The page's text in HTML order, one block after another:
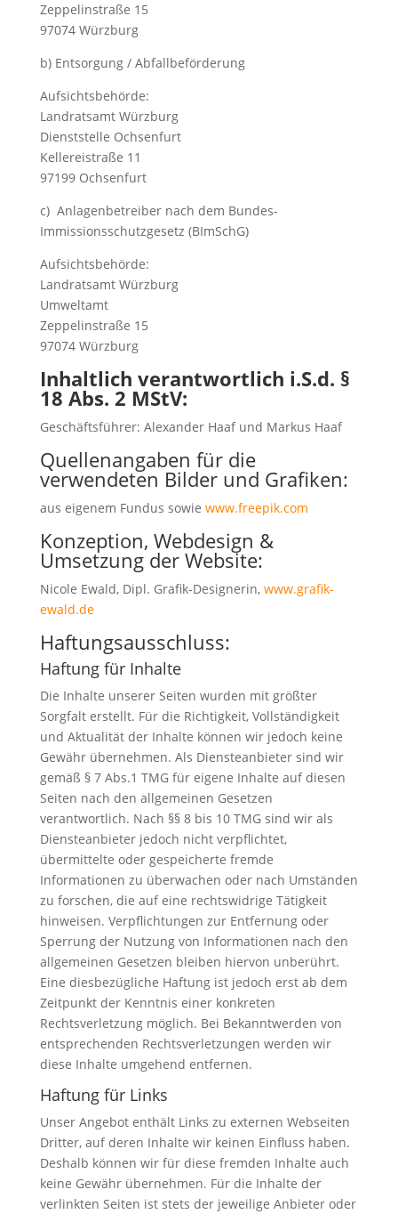
Zeppelinstraße 15
97074 Würzburg
b) Entsorgung / Abfallbeförderung
Aufsichtsbehörde:
Landratsamt Würzburg
Dienststelle Ochsenfurt
Kellereistraße 11
97199 Ochsenfurt
c) Anlagenbetreiber nach dem Bundes-
Immissionsschutzgesetz (BImSchG)
Aufsichtsbehörde:
Landratsamt Würzburg
Umweltamt
Zeppelinstraße 15
97074 Würzburg
Inhaltlich verantwortlich i.S.d. §
18 Abs. 2 MStV:
Geschäftsführer: Alexander Haaf und Markus Haaf
Quellenangaben für die
verwendeten Bilder und Grafiken:
aus eigenem Fundus sowie www.freepik.com
Konzeption, Webdesign &
Umsetzung der Website:
Nicole Ewald, Dipl. Grafik-Designerin, www.grafik-
ewald.de
Haftungsausschluss:
Haftung für Inhalte
Die Inhalte unserer Seiten wurden mit größter
Sorgfalt erstellt. Für die Richtigkeit, Vollständigkeit
und Aktualität der Inhalte können wir jedoch keine
Gewähr übernehmen. Als Diensteanbieter sind wir
gemäß § 7 Abs.1 TMG für eigene Inhalte auf diesen
Seiten nach den allgemeinen Gesetzen
verantwortlich. Nach §§ 8 bis 10 TMG sind wir als
Diensteanbieter jedoch nicht verpflichtet,
übermittelte oder gespeicherte fremde
Informationen zu überwachen oder nach Umständen
zu forschen, die auf eine rechtswidrige Tätigkeit
hinweisen. Verpflichtungen zur Entfernung oder
Sperrung der Nutzung von Informationen nach den
allgemeinen Gesetzen bleiben hiervon unberührt.
Eine diesbezügliche Haftung ist jedoch erst ab dem
Zeitpunkt der Kenntnis einer konkreten
Rechtsverletzung möglich. Bei Bekanntwerden von
entsprechenden Rechtsverletzungen werden wir
diese Inhalte umgehend entfernen.
Haftung für Links
Unser Angebot enthält Links zu externen Webseiten
Dritter, auf deren Inhalte wir keinen Einfluss haben.
Deshalb können wir für diese fremden Inhalte auch
keine Gewähr übernehmen. Für die Inhalte der
verlinkten Seiten ist stets der jeweilige Anbieter oder